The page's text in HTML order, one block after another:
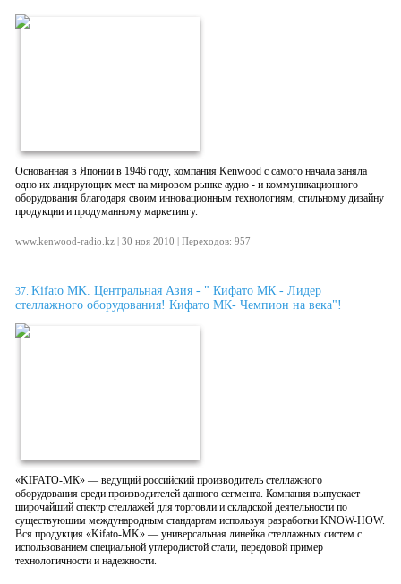
Основанная в Японии в 1946 году, компания Kenwood с самого начала заняла
одно их лидирующих мест на мировом рынке аудио - и коммуникационного
оборудования благодаря своим инновационным технологиям, стильному дизайну
продукции и продуманному маркетингу.
www.kenwood-radio.kz | 30 ноя 2010 | Переходов: 957
37. Kifato MK. Центральная Азия - " Кифато МК - Лидер
стеллажного оборудования! Кифато МК- Чемпион на века"!
«KIFATO-МК» — ведущий российский производитель стеллажного
оборудования среди производителей данного сегмента. Компания выпускает
широчайший спектр стеллажей для торговли и складской деятельности по
существующим международным стандартам используя разработки KNOW-HOW.
Вся продукция «Kifato-MK» — универсальная линейка стеллажных систем с
использованием специальной углеродистой стали, передовой пример
технологичности и надежности.